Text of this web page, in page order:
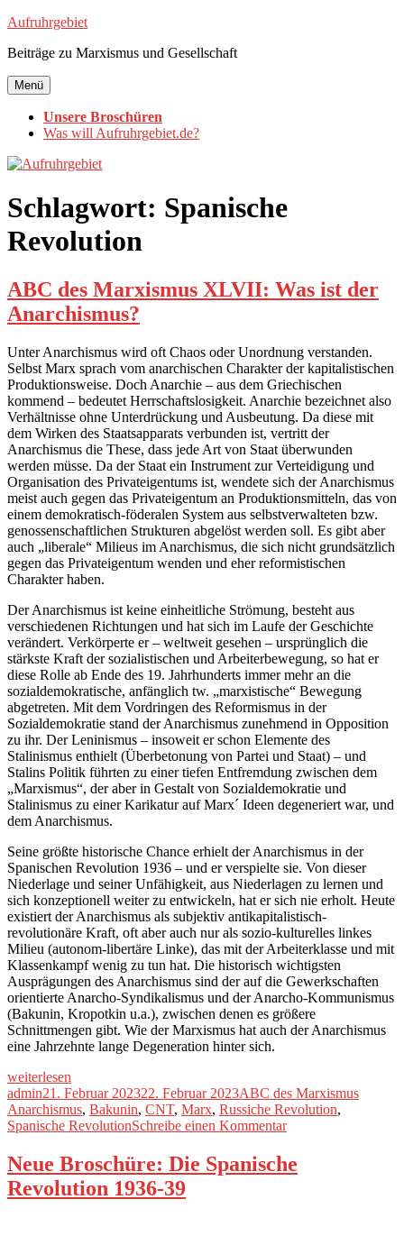
Zum
springen
Aufruhrgebiet
Beiträge zu Marxismus und Gesellschaft
Menü
Unsere Broschüren
Was will Aufruhrgebiet.de?
Schlagwort: Spanische
Revolution
ABC des Marxismus XLVII: Was ist der
Anarchismus?
Unter Anarchismus wird oft Chaos oder Unordnung verstanden.
Selbst Marx sprach vom anarchischen Charakter der kapitalistischen
Produktionsweise. Doch Anarchie – aus dem Griechischen
kommend – bedeutet Herrschaftslosigkeit. Anarchie bezeichnet also
Verhältnisse ohne Unterdrückung und Ausbeutung. Da diese mit
dem Wirken des Staatsapparats verbunden ist, vertritt der
Anarchismus die These, dass jede Art von Staat überwunden
werden müsse. Da der Staat ein Instrument zur Verteidigung und
Organisation des Privateigentums ist, wendete sich der Anarchismus
meist auch gegen das Privateigentum an Produktionsmitteln, das von
einem demokratisch-föderalen System aus selbstverwalteten bzw.
genossenschaftlichen Strukturen abgelöst werden soll. Es gibt aber
auch „liberale“ Milieus im Anarchismus, die sich nicht grundsätzlich
gegen das Privateigentum wenden und eher reformistischen
Charakter haben.
Der Anarchismus ist keine einheitliche Strömung, besteht aus
verschiedenen Richtungen und hat sich im Laufe der Geschichte
verändert. Verkörperte er – weltweit gesehen – ursprünglich die
stärkste Kraft der sozialistischen und Arbeiterbewegung, so hat er
diese Rolle ab Ende des 19. Jahrhunderts immer mehr an die
sozialdemokratische, anfänglich tw. „marxistische“ Bewegung
abgetreten. Mit dem Vordringen des Reformismus in der
Sozialdemokratie stand der Anarchismus zunehmend in Opposition
zu ihr. Der Leninismus – insoweit er schon Elemente des
Stalinismus enthielt (Überbetonung von Partei und Staat) – und
Stalins Politik führten zu einer tiefen Entfremdung zwischen dem
„Marxismus“, der aber in Gestalt von Sozialdemokratie und
Stalinismus zu einer Karikatur auf Marx´ Ideen degeneriert war, und
dem Anarchismus.
Seine größte historische Chance erhielt der Anarchismus in der
Spanischen Revolution 1936 – und er verspielte sie. Von dieser
Niederlage und seiner Unfähigkeit, aus Niederlagen zu lernen und
sich konzeptionell weiter zu entwickeln, hat er sich nie erholt. Heute
existiert der Anarchismus als subjektiv antikapitalistisch-
revolutionäre Kraft, oft aber auch nur als sozio-kulturelles linkes
Milieu (autonom-libertäre Linke), das mit der Arbeiterklasse und mit
Klassenkampf wenig zu tun hat. Die historisch wichtigsten
Ausprägungen des Anarchismus sind der auf die Gewerkschaften
orientierte Anarcho-Syndikalismus und der Anarcho-Kommunismus
(Bakunin, Kropotkin u.a.), zwischen denen es größere
Schnittmengen gibt. Wie der Marxismus hat auch der Anarchismus
eine Jahrzehnte lange Degeneration hinter sich.
„ABC
des
Marxismus
XLVII:
ist
der
Anarchismus?“
weiterlesen
Autor
adminVeröffentlicht
am
21. Februar 202322. Februar 2023Kategorien
ABC des Marxismus
Anarchismus, Bakunin, CNT, Marx, Russiche Revolution,
Spanische RevolutionSchreibe einen Kommentarzu
Marxismus
Neue Broschüre: Die Spanische
Revolution 1936-39